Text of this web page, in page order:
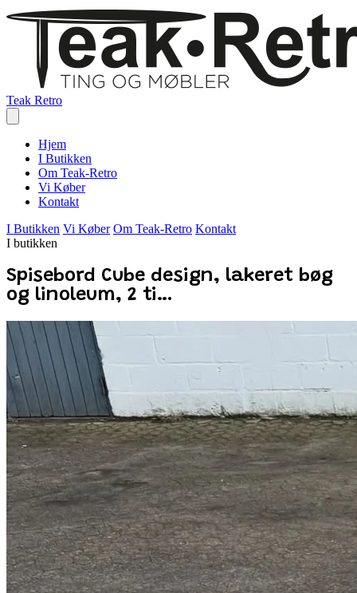
Teak Retro
Hjem
I Butikken
Om Teak-Retro
Vi Køber
Kontakt
I Butikken Vi Køber Om Teak-Retro Kontakt
I butikken
Spisebord Cube design, lakeret bøg
og linoleum, 2 ti…